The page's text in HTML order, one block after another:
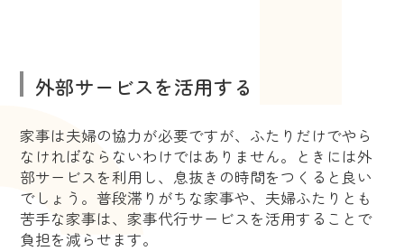
外部サービスを活用する
家事は夫婦の協力が必要ですが、ふたりだけでやら
なければならないわけではありません。ときには外
部サービスを利用し、息抜きの時間をつくると良い
でしょう。普段滞りがちな家事や、夫婦ふたりとも
苦手な家事は、家事代行サービスを活用することで
負担を減らせます。